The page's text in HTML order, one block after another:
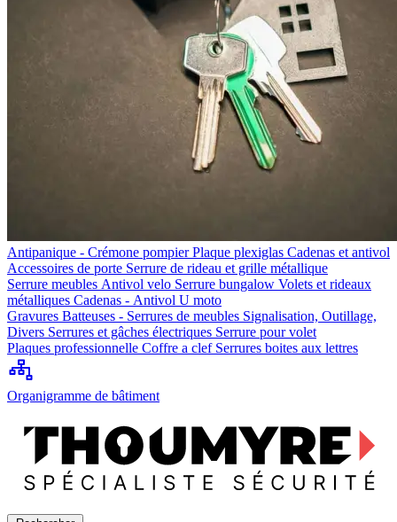
Antipanique - Crémone pompierPlaque plexiglas Cadenas et antivol
Accessoires de porte Serrure de rideau et grille métallique
Serrure meubles Antivol velo Serrure bungalow Volets et rideaux
métalliques Cadenas - Antivol U moto
Gravures Batteuses - Serrures de meubles Signalisation, Outillage,
Divers Serrures et gâches électriques Serrure pour volet
Plaques professionnelle Coffre a clef Serrures boites aux lettres
Organigramme de bâtiment